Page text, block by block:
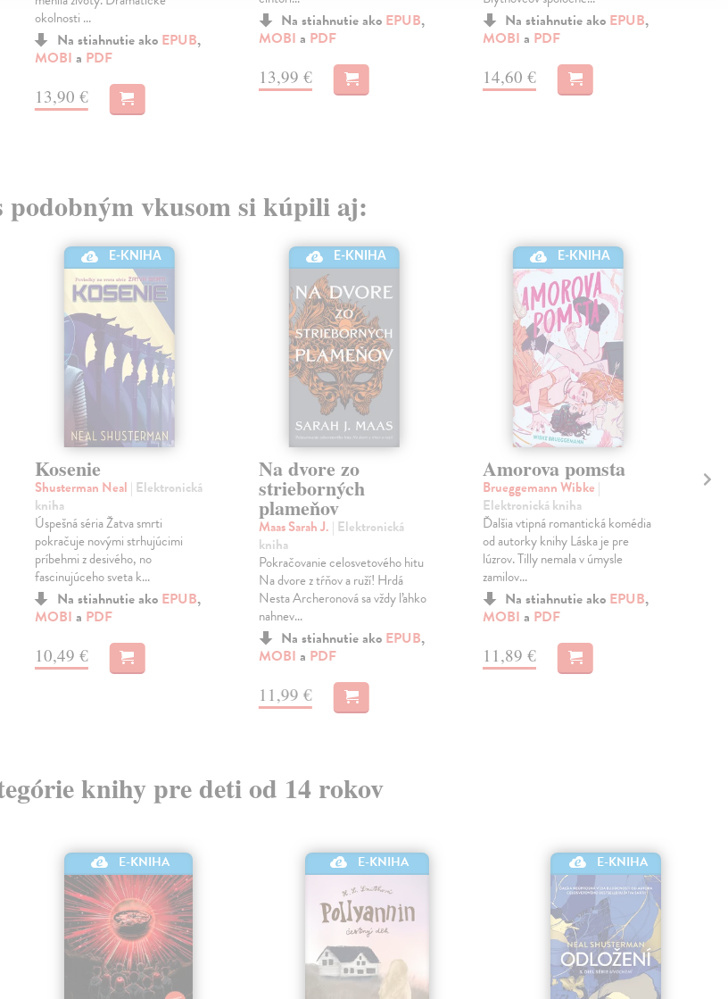
okolnosti ...
Na stiahnutie ako EPUB,
MOBI a PDF
13,90 €
Na stiahnutie ako EPUB,
MOBI a PDF
13,99 €
Na stiahnutie ako EPUB,
MOBI a PDF
14,60 €
podobným vkusom si kúpili aj:
E-KNIHA
Kosenie
Shusterman Neal | Elektronická
kniha
Úspešná séria Žatva smrti
pokračuje novými strhujúcimi
príbehmi z desivého, no
fascinujúceho sveta k...
Na stiahnutie ako EPUB,
MOBI a PDF
10,49 €
E-KNIHA
Na dvore zo
strieborných
plameňov
Maas Sarah J. | Elektronická
kniha
Pokračovanie celosvetového hitu
Na dvore z tŕňov a ruží! Hrdá
Nesta Archeronová sa vždy ľahko
nahnev...
Na stiahnutie ako EPUB,
MOBI a PDF
11,99 €
E-KNIHA
Amorova pomsta
Brueggemann Wibke |
Elektronická kniha
Ďalšia vtipná romantická komédia
od autorky knihy Láska je pre
lúzrov. Tilly nemala v úmysle
zamilov...
Na stiahnutie ako EPUB,
MOBI a PDF
11,89 €
knihy pre deti od 14 rokov
E-KNIHA E-KNIHA E-KNIHA